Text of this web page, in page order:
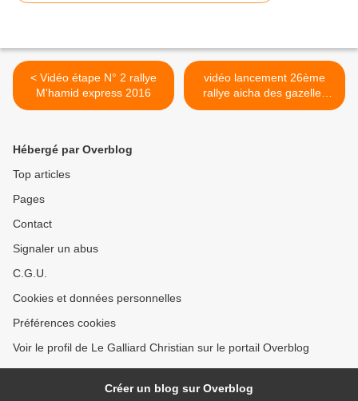
< Vidéo étape N° 2 rallye
M'hamid express 2016
vidéo lancement 26ème
rallye aicha des gazelles
Maroc >
Hébergé par Overblog
Top articles
Pages
Contact
Signaler un abus
C.G.U.
Cookies et données personnelles
Préférences cookies
Voir le profil de Le Galliard Christian sur le portail Overblog
Créer un blog sur Overblog